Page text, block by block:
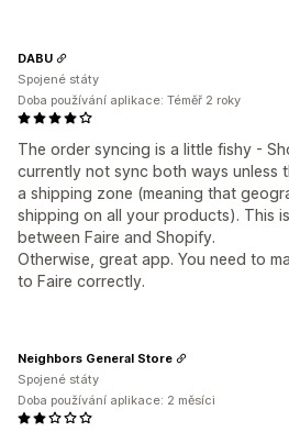
The order syncing is a little fishy -
currently not sync both ways unless
a shipping zone (meaning that
shipping on all your products). This
between Faire and Shopify.
Otherwise, great app. You need to
to Faire correctly.
DABU
Spojené státy
Doba používání aplikace: Téměř 2 roky
Neighbors General Store
Spojené státy
Doba používání aplikace: 2 měsíci